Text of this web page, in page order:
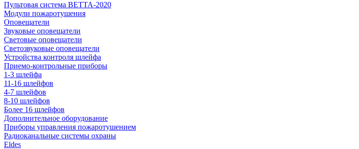
Пультовая система ВЕТТА-2020
Модули пожаротушения
Оповещатели
Звуковые оповещатели
Световые оповещатели
Светозвуковые оповещатели
Устройства контроля шлейфа
Приемо-контрольные приборы
1-3 шлейфа
11-16 шлейфов
4-7 шлейфов
8-10 шлейфов
Более 16 шлейфов
Дополнительное оборудование
Приборы управления пожаротушением
Радиоканальные системы охраны
Eldes